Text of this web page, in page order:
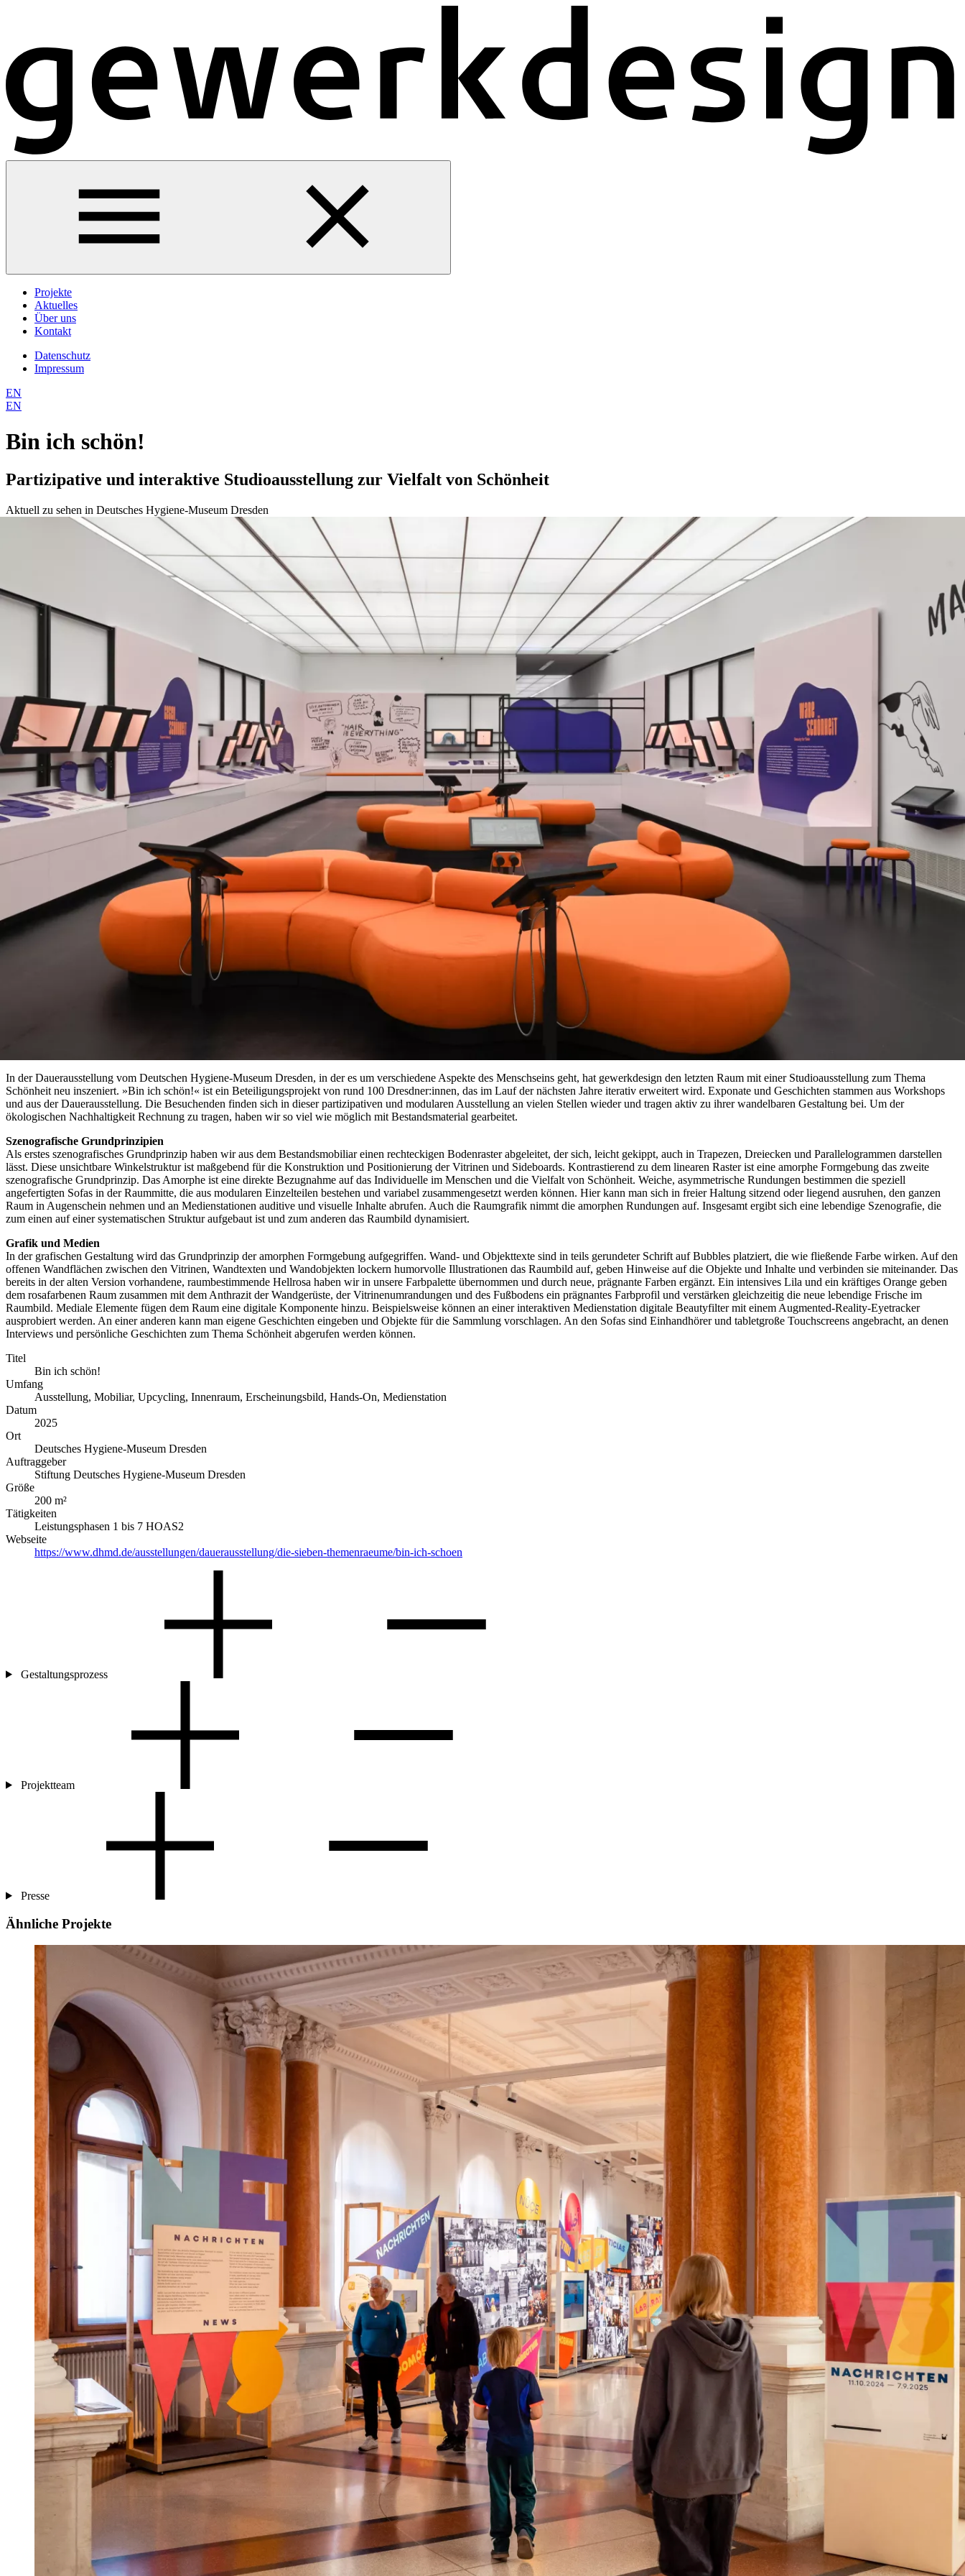
Projekte
Aktuelles
Über uns
Kontakt
Datenschutz
Impressum
EN
EN
Bin ich schön!
Partizipative und interaktive Studioausstellung zur Vielfalt von Schönheit
Aktuell zu sehen in Deutsches Hygiene-Museum Dresden
In der Dauerausstellung vom Deutschen Hygiene-Museum Dresden, in der es um verschiedene Aspekte des Menschseins geht, hat gewerkdesign den letzten Raum mit einer Studioausstellung zum Thema
Schönheit neu inszeniert. »Bin ich schön!« ist ein Beteiligungsprojekt von rund 100 Dresdner:innen, das im Lauf der nächsten Jahre iterativ erweitert wird. Exponate und Geschichten stammen aus Workshops
und aus der Dauerausstellung. Die Besuchenden finden sich in dieser partizipativen und modularen Ausstellung an vielen Stellen wieder und tragen aktiv zu ihrer wandelbaren Gestaltung bei. Um der
ökologischen Nachhaltigkeit Rechnung zu tragen, haben wir so viel wie möglich mit Bestandsmaterial gearbeitet.
Szenografische Grundprinzipien
Als erstes szenografisches Grundprinzip haben wir aus dem Bestandsmobiliar einen rechteckigen Bodenraster abgeleitet, der sich, leicht gekippt, auch in Trapezen, Dreiecken und Parallelogrammen darstellen
lässt. Diese unsichtbare Winkelstruktur ist maßgebend für die Konstruktion und Positionierung der Vitrinen und Sideboards. Kontrastierend zu dem linearen Raster ist eine amorphe Formgebung das zweite
szenografische Grundprinzip. Das Amorphe ist eine direkte Bezugnahme auf das Individuelle im Menschen und die Vielfalt von Schönheit. Weiche, asymmetrische Rundungen bestimmen die speziell
angefertigten Sofas in der Raummitte, die aus modularen Einzelteilen bestehen und variabel zusammengesetzt werden können. Hier kann man sich in freier Haltung sitzend oder liegend ausruhen, den ganzen
Raum in Augenschein nehmen und an Medienstationen auditive und visuelle Inhalte abrufen. Auch die Raumgrafik nimmt die amorphen Rundungen auf. Insgesamt ergibt sich eine lebendige Szenografie, die
zum einen auf einer systematischen Struktur aufgebaut ist und zum anderen das Raumbild dynamisiert.
Grafik und Medien
In der grafischen Gestaltung wird das Grundprinzip der amorphen Formgebung aufgegriffen. Wand- und Objekttexte sind in teils gerundeter Schrift auf Bubbles platziert, die wie fließende Farbe wirken. Auf den
offenen Wandflächen zwischen den Vitrinen, Wandtexten und Wandobjekten lockern humorvolle Illustrationen das Raumbild auf, geben Hinweise auf die Objekte und Inhalte und verbinden sie miteinander. Das
bereits in der alten Version vorhandene, raumbestimmende Hellrosa haben wir in unsere Farbpalette übernommen und durch neue, prägnante Farben ergänzt. Ein intensives Lila und ein kräftiges Orange geben
dem rosafarbenen Raum zusammen mit dem Anthrazit der Wandgerüste, der Vitrinenumrandungen und des Fußbodens ein prägnantes Farbprofil und verstärken gleichzeitig die neue lebendige Frische im
Raumbild. Mediale Elemente fügen dem Raum eine digitale Komponente hinzu. Beispielsweise können an einer interaktiven Medienstation digitale Beautyfilter mit einem Augmented-Reality-Eyetracker
ausprobiert werden. An einer anderen kann man eigene Geschichten eingeben und Objekte für die Sammlung vorschlagen. An den Sofas sind Einhandhörer und tabletgroße Touchscreens angebracht, an denen
Interviews und persönliche Geschichten zum Thema Schönheit abgerufen werden können.
Titel
Bin ich schön!
Umfang
Ausstellung, Mobiliar, Upcycling, Innenraum, Erscheinungsbild, Hands-On, Medienstation
Datum
2025
Ort
Deutsches Hygiene-Museum Dresden
Auftraggeber
Stiftung Deutsches Hygiene-Museum Dresden
Größe
200 m²
Tätigkeiten
Leistungsphasen 1 bis 7 HOAS2
Webseite
https://www.dhmd.de/ausstellungen/dauerausstellung/die-sieben-themenraeume/bin-ich-schoen
Gestaltungsprozess
Projektteam
Presse
Ähnliche Projekte